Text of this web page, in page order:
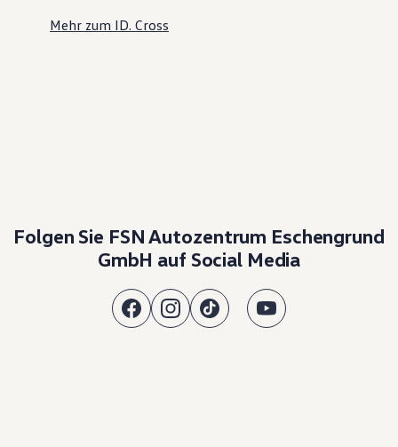
Mehr zum ID. Cross
Folgen Sie FSN Autozentrum Eschengrund
GmbH auf Social Media